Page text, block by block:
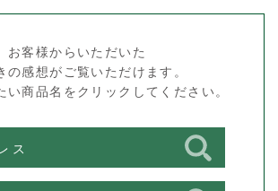
お客様からいただいた
の感想がご覧いただけます。
い商品名をクリックしてください。
ス